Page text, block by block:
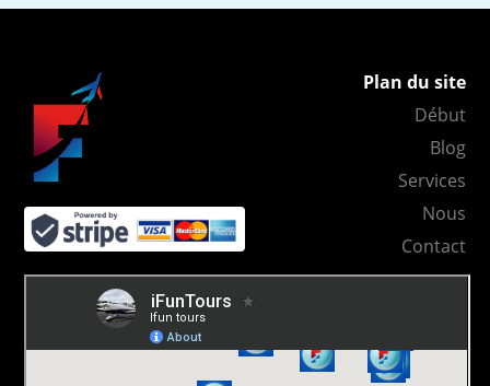
Plan du site
Début
Blog
Services
Nous
Contact